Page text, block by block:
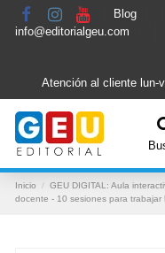
Blog
info@editorialgeu.com
Atención al cliente lun-
Inicio GEU DIGITAL: Aula
docente - 10 sesiones para trabajar